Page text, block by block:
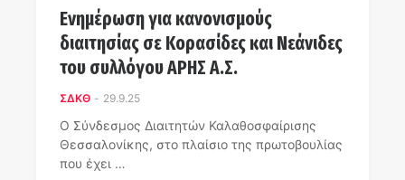
Ενημέρωση για κανονισμούς
διαιτησίας σε Κορασίδες και Νεάνιδες
του συλλόγου ΑΡΗΣ Α.Σ.
ΣΔΚΘ - 29.9.25
Ο Σύνδεσμος Διαιτητών Καλαθοσφαίρισης
Θεσσαλονίκης, στο πλαίσιο της πρωτοβουλίας
που έχει …